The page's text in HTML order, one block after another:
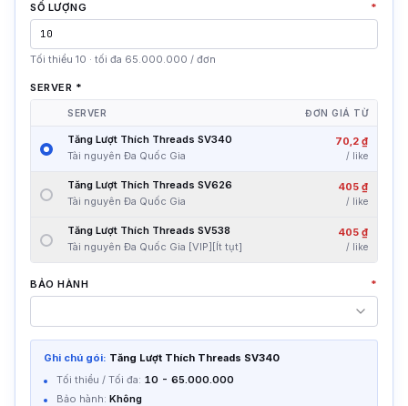
SỐ LƯỢNG *
Tối thiểu 10 · tối đa 65.000.000 / đơn
SERVER *
SERVER ĐƠN GIÁ TỪ
Tăng Lượt Thích Threads SV340
Tài nguyên Đa Quốc Gia
70,2 ₫
/ like
Tăng Lượt Thích Threads SV626
Tài nguyên Đa Quốc Gia
405 ₫
/ like
Tăng Lượt Thích Threads SV538
Tài nguyên Đa Quốc Gia [VIP][Ít tụt]
405 ₫
/ like
BẢO HÀNH *
Ghi chú gói: Tăng Lượt Thích Threads SV340
Tối thiểu / Tối đa: 10 - 65.000.000
Bảo hành: Không